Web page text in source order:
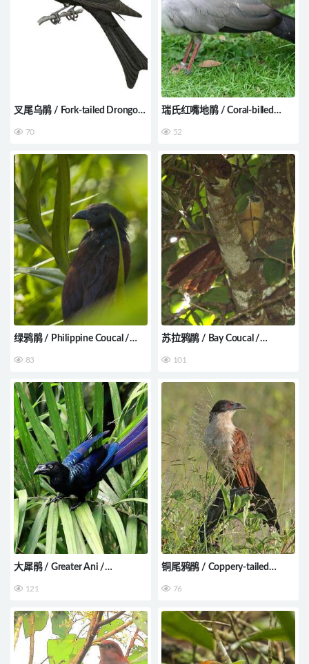
叉尾乌鹃 / Fork-tailed Drongo-
70
瑞氏红嘴地鹃 / Coral-billed
renauldi
52
绿鸦鹃 / Philippine Coucal /
83
苏拉鸦鹃 / Bay Coucal /
101
大犀鹃 / Greater Ani /
121
铜尾鸦鹃 / Coppery-tailed
cupreicaudus
76